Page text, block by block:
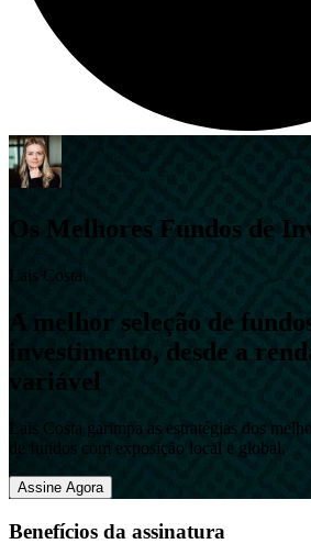
Os Melhores Fundos de
Lais Costa
A melhor seleção de
investimento, desde a
variável
Lais Costa garimpa as estratégias dos
de fundos com exposição local e global.
Assine Agora
Benefícios da assinatura